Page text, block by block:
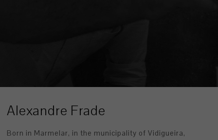
Alexandre Frade
Born in Marmelar, in the municipality of Vidigueira,